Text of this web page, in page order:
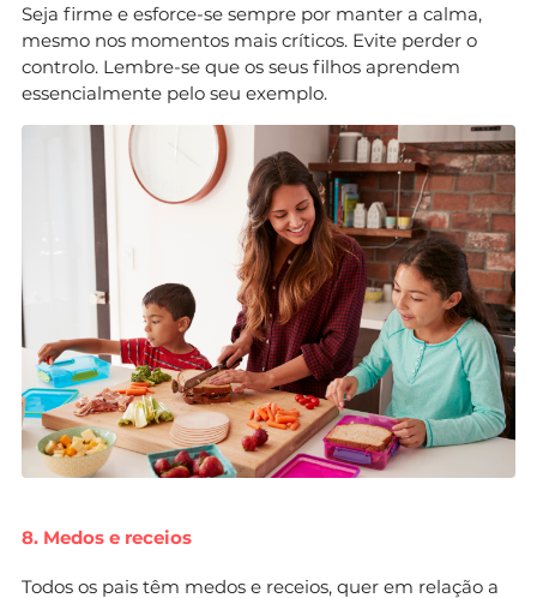
Seja firme e esforce-se sempre por manter a calma,
mesmo nos momentos mais críticos. Evite perder o
controlo. Lembre-se que os seus filhos aprendem
essencialmente pelo seu exemplo.
8. Medos e receios
Todos os pais têm medos e receios, quer em relação a